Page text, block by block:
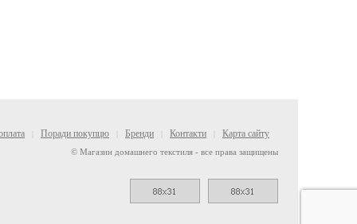
Поради покупцю Бренди Контакти Карта сайту
© Магазин домашнего текстиля - все права защищены